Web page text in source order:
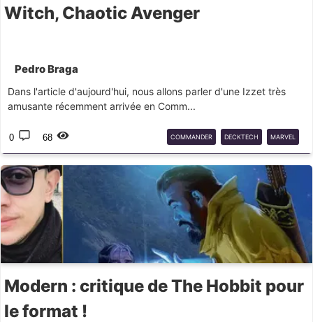
Witch, Chaotic Avenger
Pedro Braga
Dans l'article d'aujourd'hui, nous allons parler d'une Izzet très
amusante récemment arrivée en Comm...
0 68 COMMANDER DECKTECH MARVEL
EDH MSH
Modern : critique de The Hobbit pour
le format !